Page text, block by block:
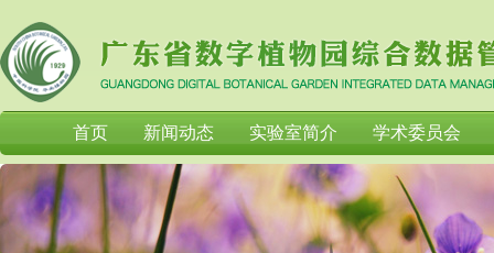
首页 新闻动态 实验室简介 学术委员会